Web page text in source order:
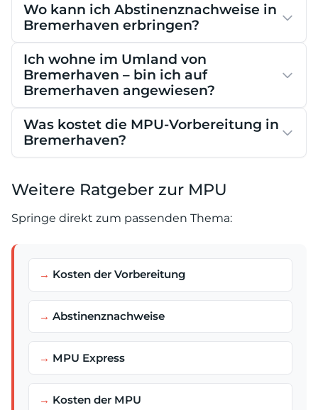
Wo kann ich Abstinenznachweise in
Bremerhaven erbringen?
Ich wohne im Umland von
Bremerhaven – bin ich auf
Bremerhaven angewiesen?
Was kostet die MPU-Vorbereitung in
Bremerhaven?
Weitere Ratgeber zur MPU
Springe direkt zum passenden Thema:
Kosten der Vorbereitung
Abstinenznachweise
MPU Express
Kosten der MPU